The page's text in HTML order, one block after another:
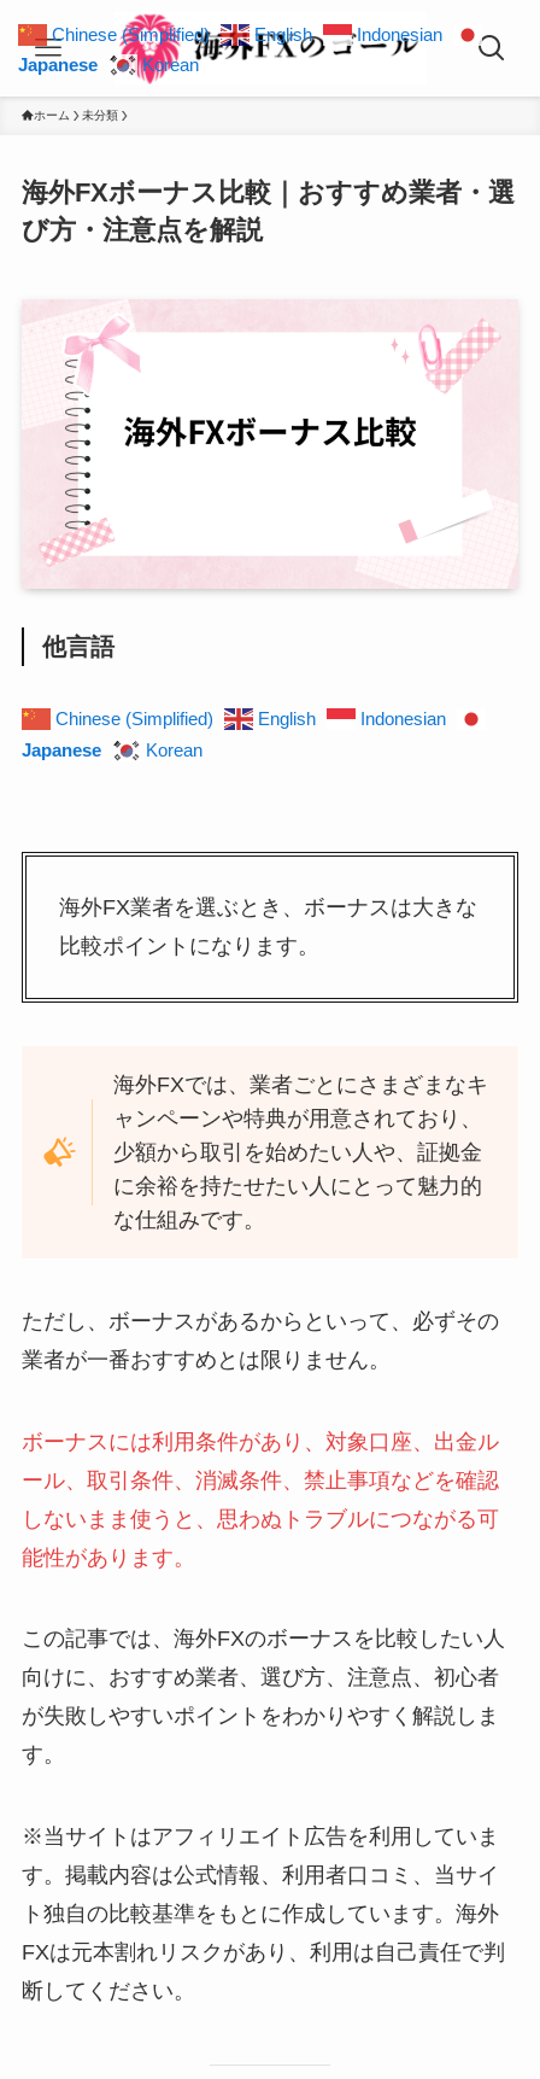
ホーム 未分類
海外FXボーナス比較｜おすすめ業者・選
び方・注意点を解説
他言語
Chinese (Simplified) English
Indonesian
Japanese
Korean
海外FX業者を選ぶとき、ボーナスは大きな
比較ポイントになります。
海外FXでは、業者ごとにさまざまなキ
ャンペーンや特典が用意されており、
少額から取引を始めたい人や、証拠金
に余裕を持たせたい人にとって魅力的
な仕組みです。
ただし、ボーナスがあるからといって、必ずその
業者が一番おすすめとは限りません。
ボーナスには利用条件があり、対象口座、出金ル
ール、取引条件、消滅条件、禁止事項などを確認
しないまま使うと、思わぬトラブルにつながる可
能性があります。
この記事では、海外FXのボーナスを比較したい人
向けに、おすすめ業者、選び方、注意点、初心者
が失敗しやすいポイントをわかりやすく解説しま
す。
※当サイトはアフィリエイト広告を利用していま
す。掲載内容は公式情報、利用者口コミ、当サイ
ト独自の比較基準をもとに作成しています。海外
FXは元本割れリスクがあり、利用は自己責任で判
断してください。
Chinese (Simplified) English
Indonesian
Japanese
Korean